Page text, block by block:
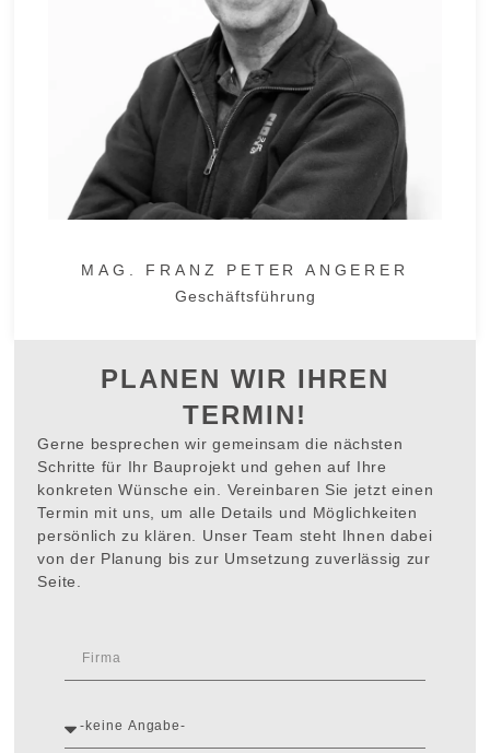
MAG. FRANZ PETER ANGERER
Geschäftsführung
PLANEN WIR IHREN
TERMIN!
Gerne besprechen wir gemeinsam die nächsten
Schritte für Ihr Bauprojekt und gehen auf Ihre
konkreten Wünsche ein. Vereinbaren Sie jetzt einen
Termin mit uns, um alle Details und Möglichkeiten
persönlich zu klären. Unser Team steht Ihnen dabei
von der Planung bis zur Umsetzung zuverlässig zur
Seite.